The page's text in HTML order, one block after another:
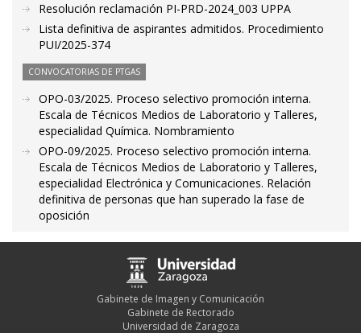
Resolución reclamación PI-PRD-2024_003 UPPA
Lista definitiva de aspirantes admitidos. Procedimiento
PUI/2025-374
CONVOCATORIAS DE PTGAS
OPO-03/2025. Proceso selectivo promoción interna.
Escala de Técnicos Medios de Laboratorio y Talleres,
especialidad Química. Nombramiento
OPO-09/2025. Proceso selectivo promoción interna.
Escala de Técnicos Medios de Laboratorio y Talleres,
especialidad Electrónica y Comunicaciones. Relación
definitiva de personas que han superado la fase de
oposición
Gabinete de Imagen y Comunicación
Gabinete de Rectorado
Universidad de Zaragoza